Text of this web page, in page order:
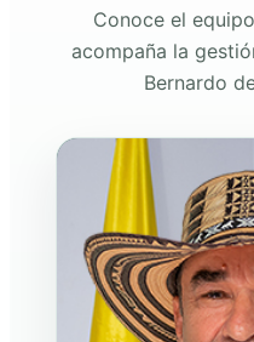
Conoce el
acompaña la
Bernardo